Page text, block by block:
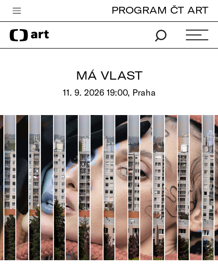
Česká televize
Zpravodajství
Pro děti
edu
Vše o ČT
PROGRAM ČT ART
MÁ VLAST
11. 9. 2026 19:00, Praha